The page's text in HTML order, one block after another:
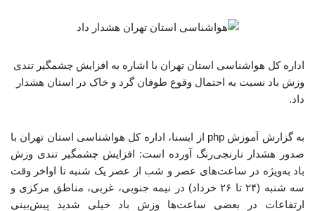
اداره کل هواشناسی استان تهران با اشاره به افزایش چشمگیر تندی
وزش باد نسبت به احتمال وقوع طوفان گرد و خاک در استان هشدار
داد.
به گزارش آموزش php از ایسنا، اداره کل هواشناسی استان تهران با
صدور هشدار نارنجی‌رنگ آورده است: افزایش چشمگیر تندی وزش
باد به‌ویژه در ساعت‌های عصر و شب از عصر یک شنبه تا اواخر وقت
سه شنبه (۲۴ تا ۲۶ خرداد) در نیمه جنوبی، غربی، مناطق مرکزی و
ارتفاعات در بعضی ساعت‌ها وزش باد خیلی شدید پیش‌بینی